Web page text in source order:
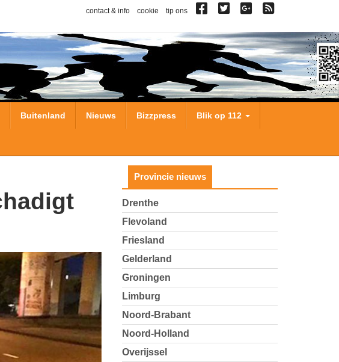
contact & info cookie tip ons
Buitenland Nieuws Bizzpress Blik op 112
Provincie nieuws
Drenthe
Flevoland
Friesland
Gelderland
Groningen
Limburg
Noord-Brabant
Noord-Holland
Overijssel